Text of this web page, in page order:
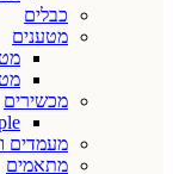
כבלים
מטענים
מכשירים
מעמדים
מתאמים